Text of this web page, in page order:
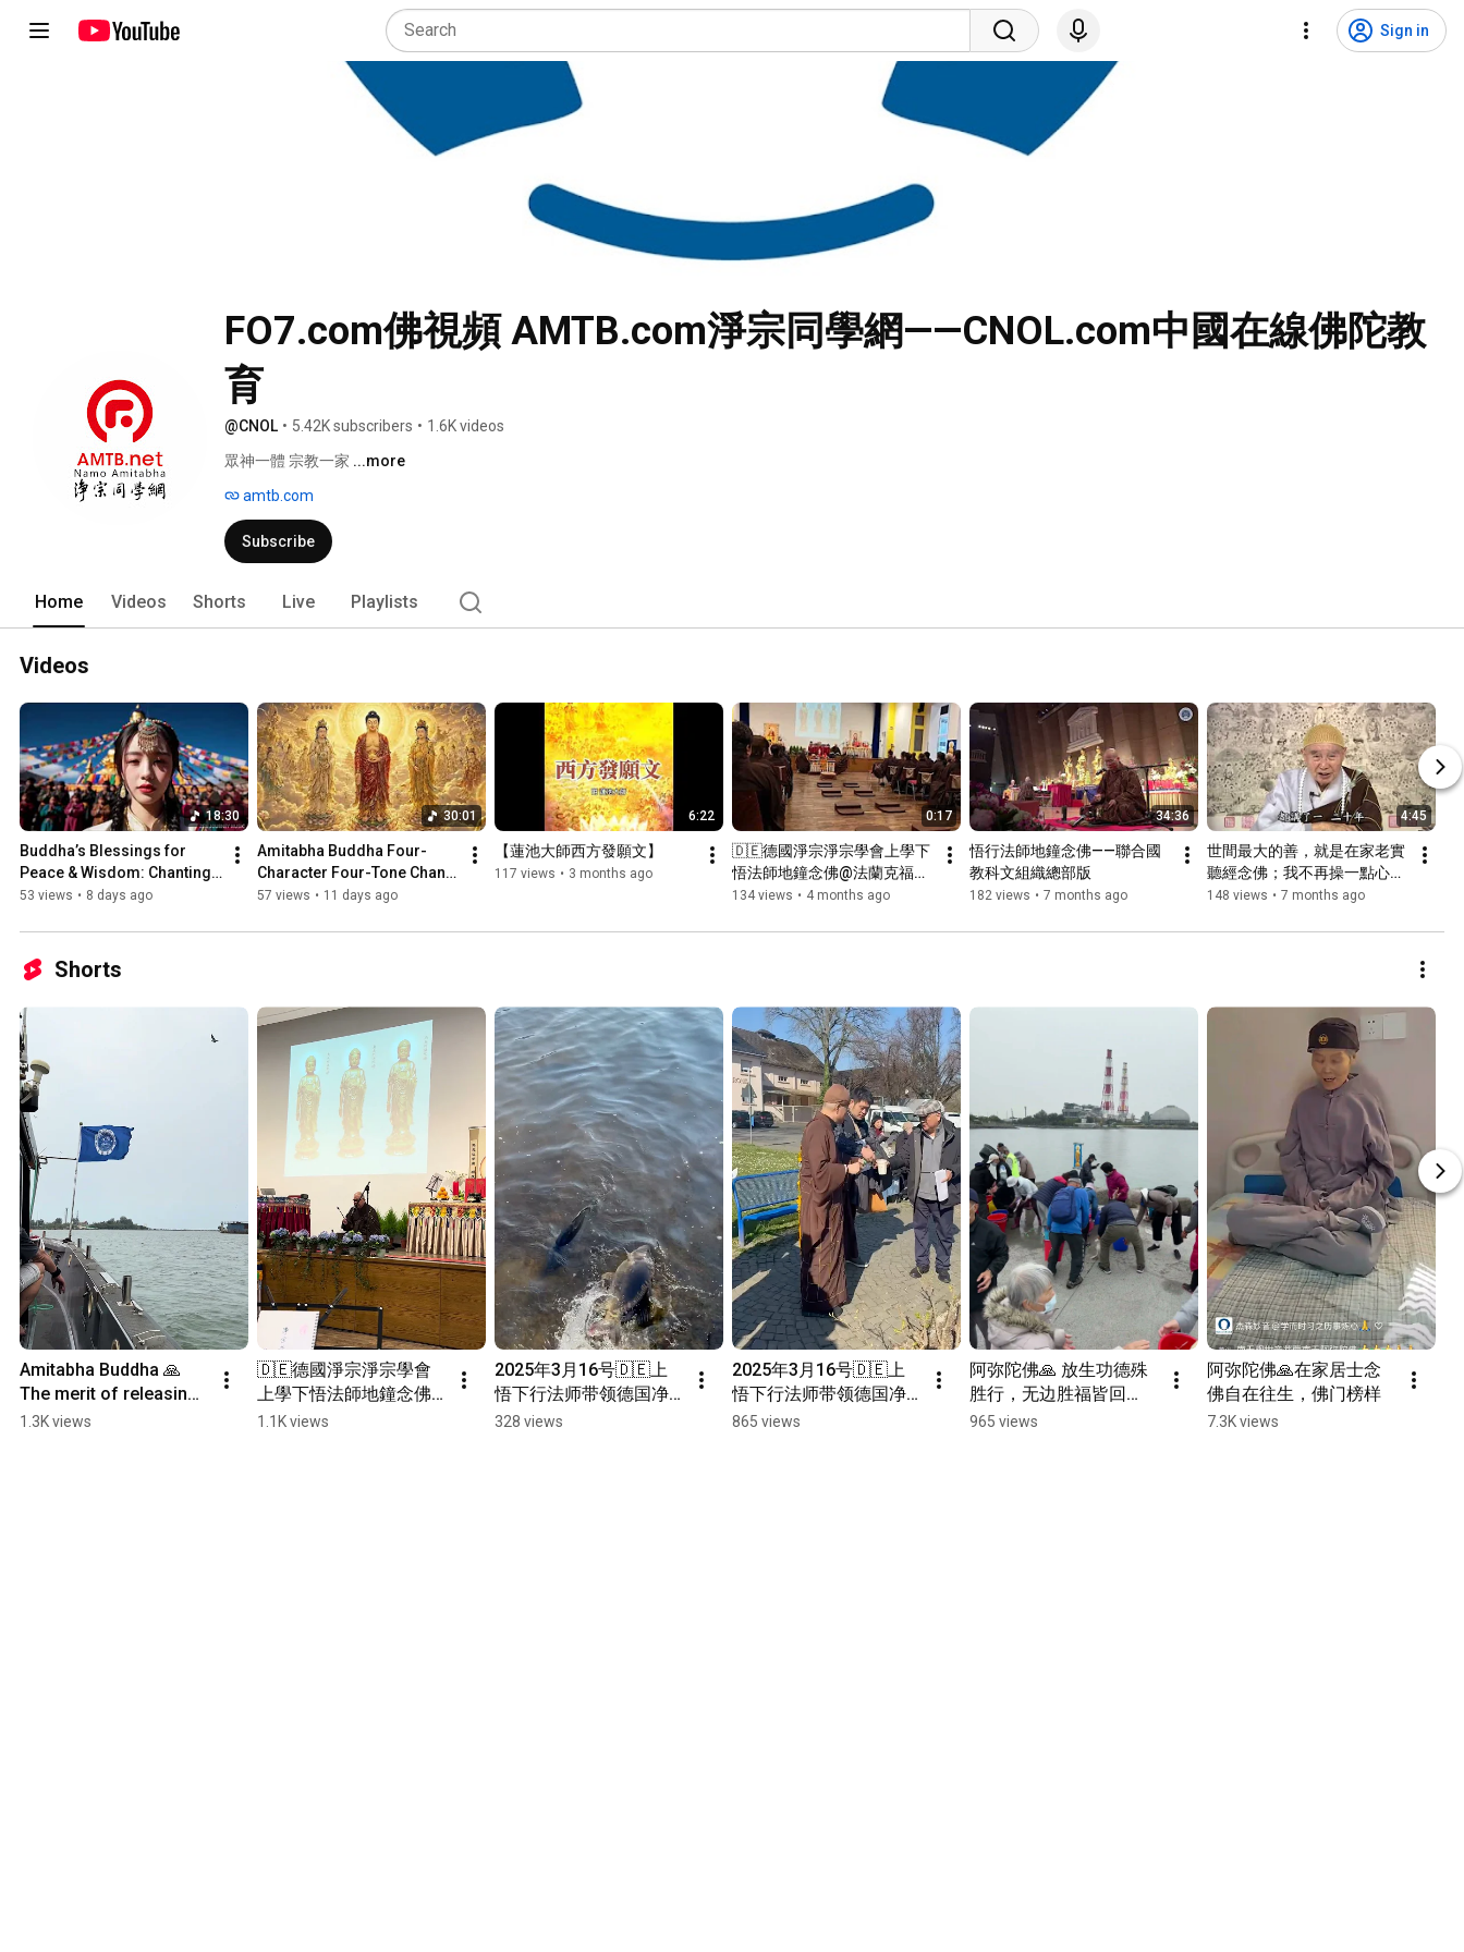
Sign in
FO7.com佛視頻 AMTB.com淨宗同學網——CNOL.com中國在線佛陀教
育
@CNOL • 5.42K subscribers • 1.6K videos
眾神一體 宗教一家 ...more
amtb.com
Subscribe
Home Videos Shorts Live Playlists
Videos
18:30
Buddha’s Blessings for
Peace & Wisdom: Chanting
Buddha's Name to Attain
53 views • 8 days ago
30:01
Amitabha Buddha Four-
Character Four-Tone Chant |
Holy Name Recitation |
...
57 views • 11 days ago
6:22
【蓮池大師西方發願文】
117 views • 3 months ago
0:17
🇩🇪德國淨宗淨宗學會上學下
悟法師地鐘念佛@法蘭克福美
因河畔 2026-03-11
134 views • 4 months ago
34:36
悟行法師地鐘念佛——聯合國
教科文組織總部版
182 views • 7 months ago
4:45
世間最大的善，就是在家老實
聽經念佛；我不再操一點心，
一心求生淨土
148 views • 7 months ago
Shorts
Amitabha Buddha 🙏
The merit of releasing
captive animals is
1.3K views
🇩🇪德國淨宗淨宗學會
上學下悟法師地鐘念佛
@法蘭克福美因河畔
1.1K views
2025年3月16号🇩🇪上
悟下行法师带领德国净
宗学会师兄们放生活动
328 views
2025年3月16号🇩🇪上
悟下行法师带领德国净
宗学会师兄们放生活动
865 views
阿弥陀佛🙏 放生功德殊
胜行，无边胜福皆回
向。普愿沈溺诸众生，
965 views
阿弥陀佛🙏在家居士念
佛自在往生，佛门榜样
7.3K views